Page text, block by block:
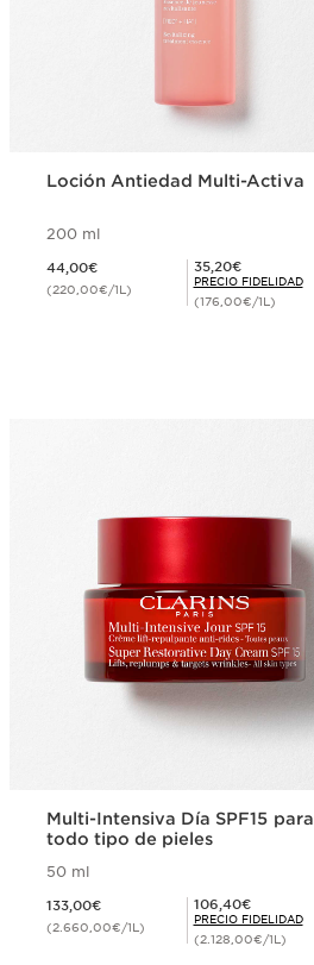
Loción Antiedad Multi-Activa
200 ml
44,00€
(220,00€/1L)
Precio Fidelidad 35,20€
35,20€
PRECIO FIDELIDAD
(176,00€/1L)
Multi-Intensiva Día SPF15 para
todo tipo de pieles
50 ml
133,00€
(2.660,00€/1L)
Precio Fidelidad 106,40€
106,40€
PRECIO FIDELIDAD
(2.128,00€/1L)